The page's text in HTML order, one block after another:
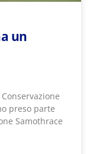
un
preso parte
Samothrace